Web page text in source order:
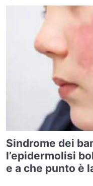
Sindrome dei
l’epidermolisi
e a che punto è